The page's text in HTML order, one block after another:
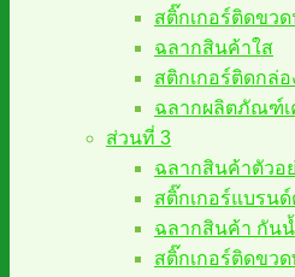
สติ๊กเกอร์ติดขว
ฉลากสินค้าใส
สติกเกอร์ติดกล่อ
ฉลากผลิตภัณฑ์เ
ส่วนที่ 3
ฉลากสินค้าตัวอ
สติ๊กเกอร์แบรนด์
ฉลากสินค้า กัน
สติ๊กเกอร์ติดขว